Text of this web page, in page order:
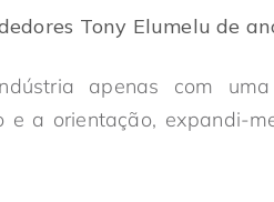
Tony Elumelu de
apenas com
e a orientação, expandi-